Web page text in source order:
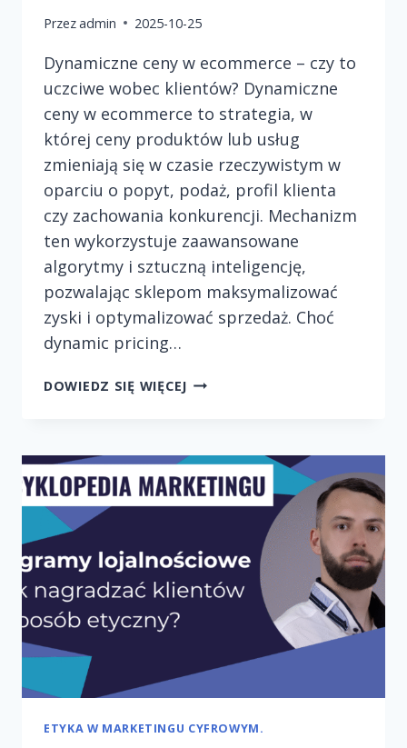
Przezadmin 2025-10-25
Dynamiczne ceny w ecommerce – czy to
uczciwe wobec klientów? Dynamiczne
ceny w ecommerce to strategia, w
której ceny produktów lub usług
zmieniają się w czasie rzeczywistym w
oparciu o popyt, podaż, profil klienta
czy zachowania konkurencji. Mechanizm
ten wykorzystuje zaawansowane
algorytmy i sztuczną inteligencję,
pozwalając sklepom maksymalizować
zyski i optymalizować sprzedaż. Choć
dynamic pricing…
DOWIEDZ SIĘ WIĘCEJDYNAMICZNE
–
CZY
TO
WOBEC
KLIENTÓW?
ETYKA W MARKETINGU CYFROWYM.